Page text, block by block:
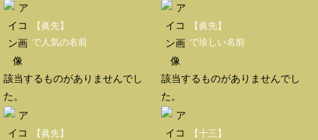
【眞先】
で人気の名前
該当するものがありませんでし
た。
【眞先】
で珍しい名前
該当するものがありませんでし
た。
【眞先】
【十三】